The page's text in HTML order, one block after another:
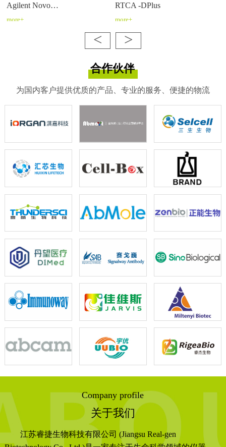
Agilent Novo…
more+
RTCA -DPlus
more+
< >
合作伙伴
为国内客户提供优质的产品、专业的服务、便捷的物流
Company profile
关于我们
江苏睿捷生物科技有限公司 (Jiangsu Real-gen